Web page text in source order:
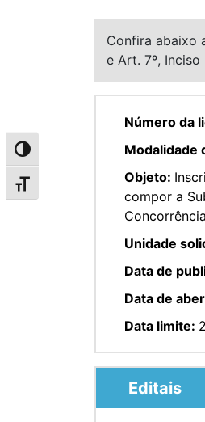
Alternar alto contraste
Alternar tamanho da fonte
Confira abaixo
e Art. 7º, Inciso
Número da
Modalidade
Objeto:
compor a
Unidade
Data de
Data de
Data limite:
Editais